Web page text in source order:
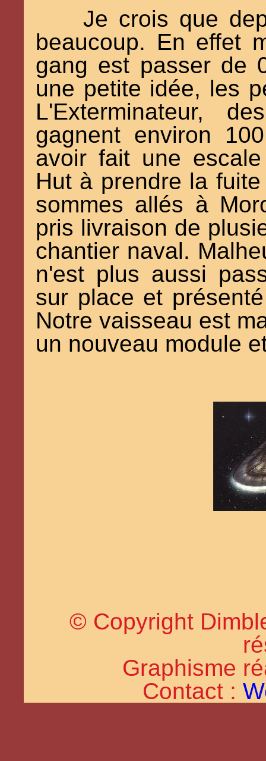
Je crois que
beaucoup. En effet
gang est passer de
une petite idée, les
L'Exterminateur,
gagnent environ
avoir fait une
Hut à prendre la
sommes allés à
pris livraison de
chantier naval.
n'est plus aussi
sur place et
Notre vaisseau est
un nouveau module
© Copyright
Graphisme
Contact :